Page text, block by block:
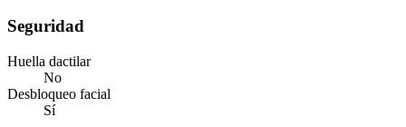
Seguridad
Huella dactilar
No
Desbloqueo facial
Sí